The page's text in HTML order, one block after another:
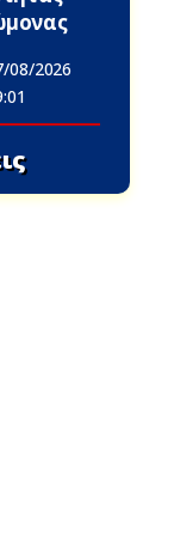
08/2026